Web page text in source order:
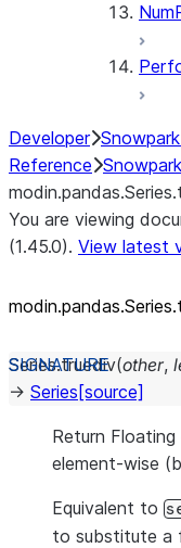
Developer
Reference
You are viewing
(1.45.0). View latest
Series.truediv(other,
→ Series [source]
Return
element-wise
Equivalent to
to substitute a